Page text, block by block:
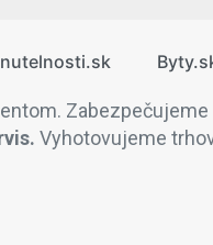
prostredníctvom
prostredníctvom
jeho výbere a aj
spoločnosť BB-
Zabezpečujeme
Vyhotovujeme